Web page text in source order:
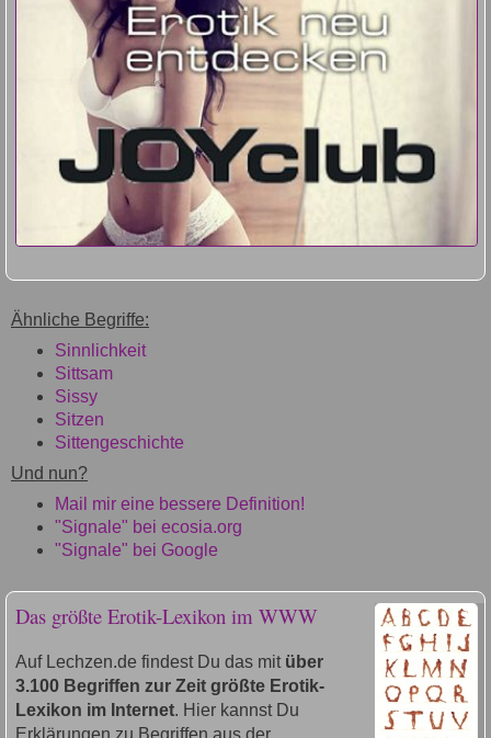
Ähnliche Begriffe:
Sinnlichkeit
Sittsam
Sissy
Sitzen
Sittengeschichte
Und nun?
Mail mir eine bessere Definition!
"Signale" bei ecosia.org
"Signale" bei Google
Das größte Erotik-Lexikon im WWW
Auf Lechzen.de findest Du das mit über
3.100 Begriffen zur Zeit größte Erotik-
Lexikon im Internet. Hier kannst Du
Erklärungen zu Begriffen aus der